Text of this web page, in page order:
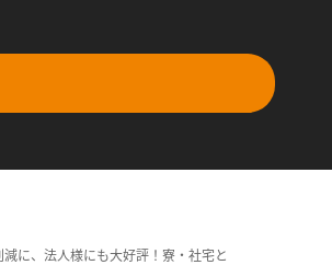
に、法人様にも大好評！寮・社宅と